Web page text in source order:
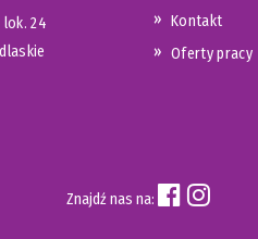
lok. 24
Kontakt
Oferty pracy
Znajdź nas na: